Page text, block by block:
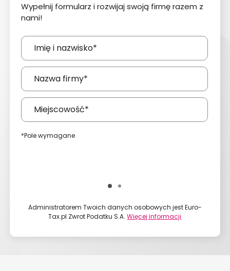
Wypełnij formularz i rozwijaj swoją firmę razem z
nami!
*Pole wymagane
Administratorem Twoich danych osobowych jest Euro-
Tax.pl Zwrot Podatku S.A.Więcej informacji